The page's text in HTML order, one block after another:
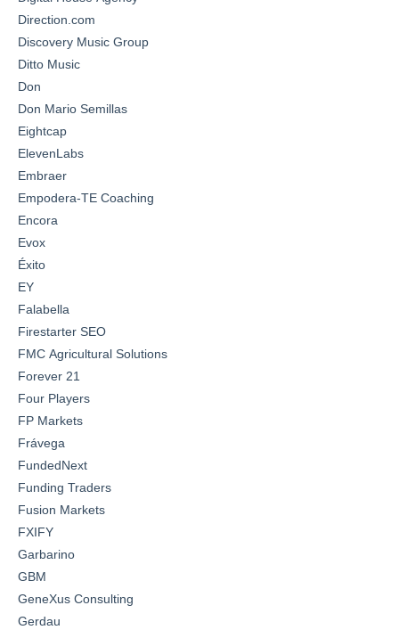
Direction.com
Discovery Music Group
Ditto Music
Don
Don Mario Semillas
Eightcap
ElevenLabs
Embraer
Empodera-TE Coaching
Encora
Evox
Éxito
EY
Falabella
Firestarter SEO
FMC Agricultural Solutions
Forever 21
Four Players
FP Markets
Frávega
FundedNext
Funding Traders
Fusion Markets
FXIFY
Garbarino
GBM
GeneXus Consulting
Gerdau